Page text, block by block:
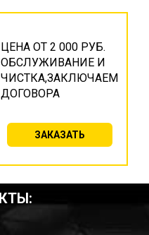
ЦЕНА ОТ 2 000 РУБ.
ОБСЛУЖИВАНИЕ И
ЧИСТКА,ЗАКЛЮЧАЕМ
ДОГОВОРА
ЗАКАЗАТЬ